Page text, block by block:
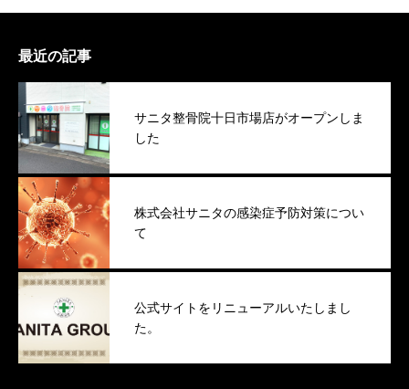
最近の記事
サニタ整骨院十日市場店がオープンしま
した
株式会社サニタの感染症予防対策につい
て
公式サイトをリニューアルいたしまし
た。